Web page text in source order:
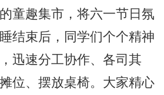
童趣集市，将六一节日氛
结束后，同学们个个精神
迅速分工协作、各司其
位、摆放桌椅。大家精心